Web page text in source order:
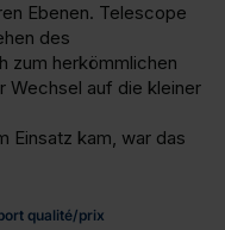
Ebenen. Telescope
des
zum herkömmlichen
Wechsel auf die kleiner
Einsatz kam, war das
qualité/prix